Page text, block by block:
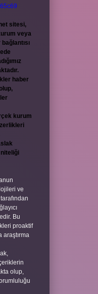
sitesi,
veya
haber
kurum
ve
Bu
proaktif
araştırma
olup,